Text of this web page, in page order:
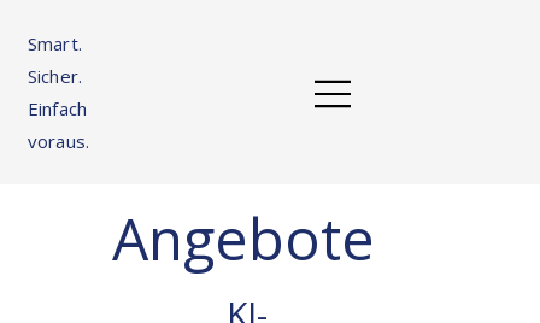
Smart.
Sicher.
Einfach
voraus.
Angebote